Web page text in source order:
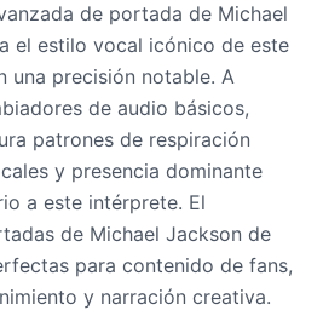
Waston
@GamingPro365
Newsom
@KingArthur
de portada de Michael
el estilo vocal icónico de este
una precisión notable. A
de audio básicos,
patrones de respiración
y presencia dominante
a este intérprete. El
de Michael Jackson de
para contenido de fans,
y narración creativa.